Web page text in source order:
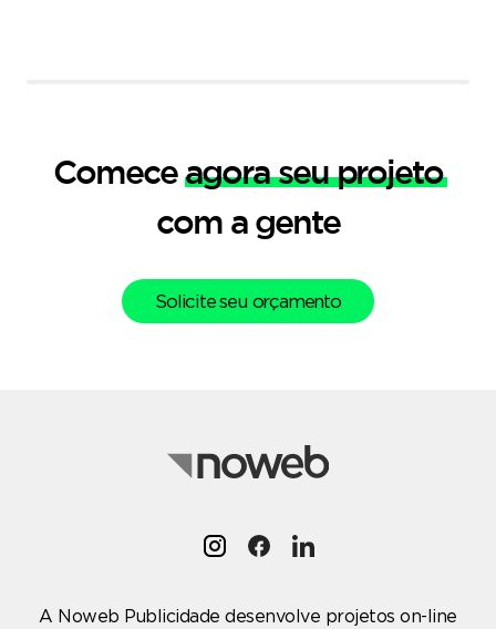
Comeceagora seu projeto
com a gente
Solicite seu orçamento
A Noweb Publicidade desenvolve projetos on-line